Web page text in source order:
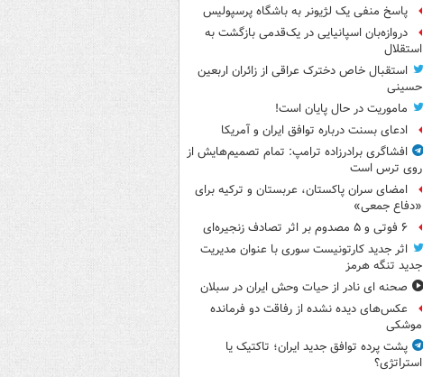
پاسخ منفی یک لژیونر به باشگاه پرسپولیس
دروازه‌بان اسپانیایی در یک‌قدمی بازگشت به
استقلال
استقبال خاص دخترک عراقی از زائران اربعین
حسینی
ماموریت در حال پایان است!
ادعای بسنت درباره توافق ایران و آمریکا
افشاگری برادرزاده ترامپ: تمام تصمیم‌هایش از
روی ترس است
امضای سران پاکستان، عربستان و ترکیه برای
«دفاع جمعی»
۶ فوتی و ۵ مصدوم بر اثر تصادف زنجیره‌ای
اثر جدید کارتونیست سوری با عنوان مدیریت
جدید تنگه هرمز
صحنه ای نادر از حیات وحش ایران در سبلان
عکس‌های دیده نشده از رفاقت دو فرمانده‌
موشکی
پشت پرده توافق جدید ایران؛ تاکتیک یا
استراتژی؟